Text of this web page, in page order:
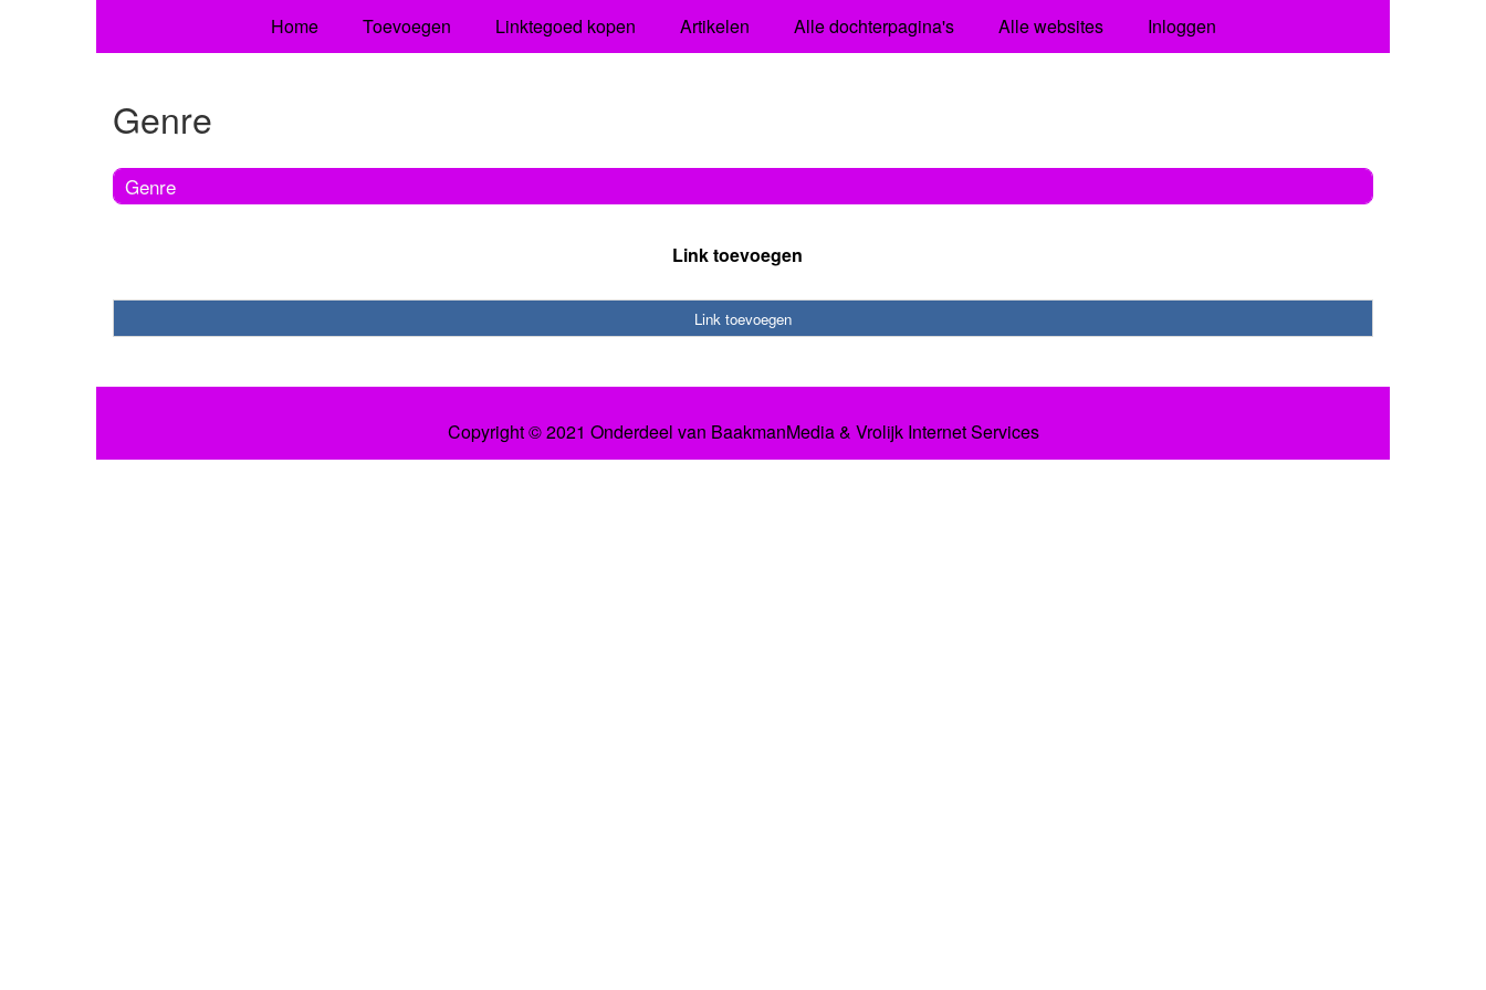
Home Toevoegen Linktegoed kopen Artikelen Alle dochterpagina's Alle websites Inloggen
Genre
Genre
Link toevoegen
Link toevoegen
Copyright © 2021 Onderdeel van BaakmanMedia& Vrolijk Internet Services